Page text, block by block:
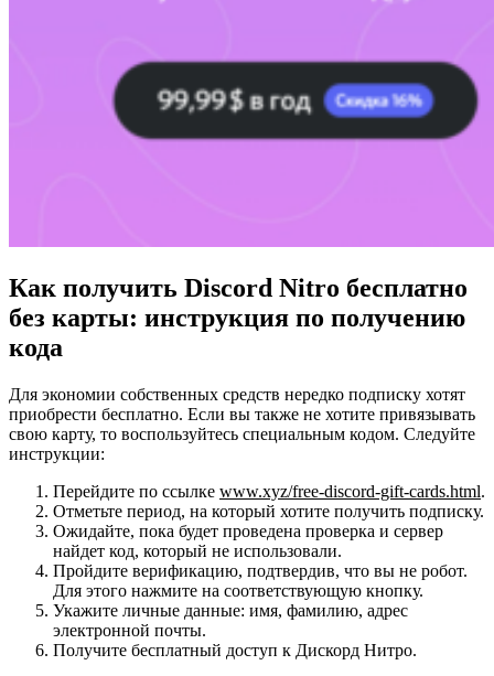
Как получить Discord Nitro бесплатно
без карты: инструкция по получению
кода
Для экономии собственных средств нередко подписку хотят
приобрести бесплатно. Если вы также не хотите привязывать
свою карту, то воспользуйтесь специальным кодом. Следуйте
инструкции:
Перейдите по ссылке www.xyz/free-discord-gift-cards.html.
Отметьте период, на который хотите получить подписку.
Ожидайте, пока будет проведена проверка и сервер
найдет код, который не использовали.
Пройдите верификацию, подтвердив, что вы не робот.
Для этого нажмите на соответствующую кнопку.
Укажите личные данные: имя, фамилию, адрес
электронной почты.
Получите бесплатный доступ к Дискорд Нитро.